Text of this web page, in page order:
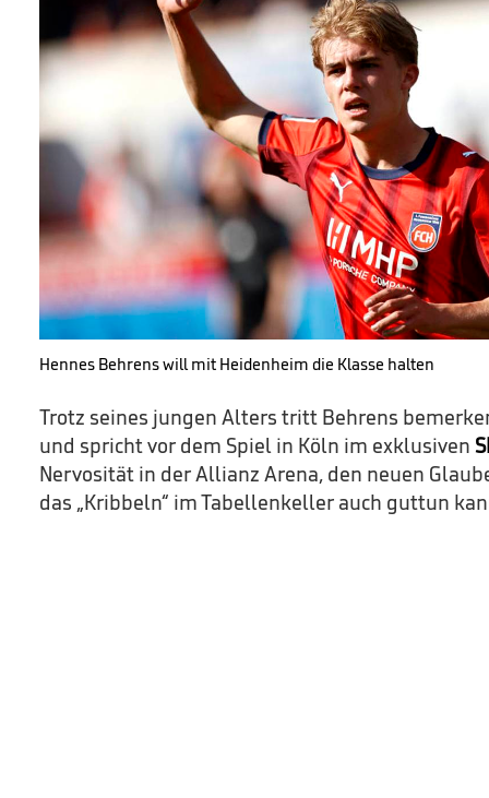
Hennes Behrens will mit Heidenheim die Klasse halten
Trotz seines jungen Alters tritt Behrens
und spricht vor dem Spiel in Köln im exklusiven
Nervosität in der Allianz Arena, den neuen
das „Kribbeln“ im Tabellenkeller auch guttun